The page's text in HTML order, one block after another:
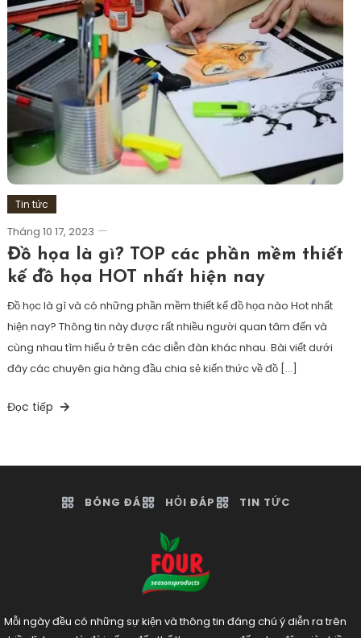
Tin tức
Tháng 10 17, 2023
Đồ họa là gì? TOP các phần mềm thiết
kế đồ họa HOT nhất hiện nay
Đồ học là gì và có những phần mềm thiết kế đồ họa nào Hot nhất
hiện nay? Thông tin này được rất nhiều người quan tâm đến và
cùng nhau tìm hiểu ở trên các diễn đàn khác nhau. Bài viết dưới
đây các chuyên gia hàng đầu chia sẻ kiến thức về đồ […]
Đọc tiếp
BÓNG ĐÁ HỎI ĐÁP TIN TỨC
Mỗi ngày đều có những sự kiện và thông tin đáng chú ý diễn ra trên